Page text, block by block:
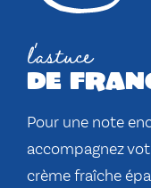
l'astuce
de
Pour une note
accompagnez
crème fraîche